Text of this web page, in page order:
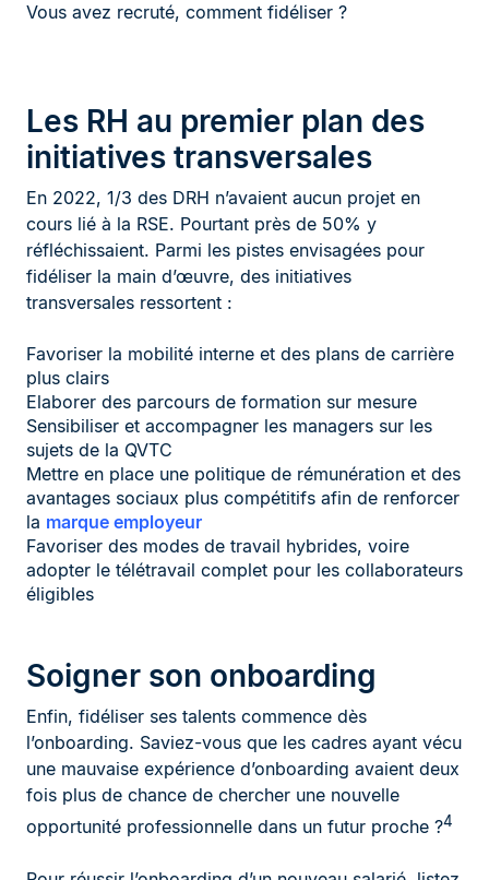
Vous avez recruté, comment fidéliser ?
Les RH au premier plan des
initiatives transversales
En 2022, 1/3 des DRH n’avaient aucun projet en
cours lié à la RSE. Pourtant près de 50% y
réfléchissaient. Parmi les pistes envisagées pour
fidéliser la main d’œuvre, des initiatives
transversales ressortent :
Favoriser la mobilité interne et des plans de carrière
plus clairs
Elaborer des parcours de formation sur mesure
Sensibiliser et accompagner les managers sur les
sujets de la QVTC
Mettre en place une politique de rémunération et des
avantages sociaux plus compétitifs afin de renforcer
la marque employeur
Favoriser des modes de travail hybrides, voire
adopter le télétravail complet pour les collaborateurs
éligibles
Soigner son onboarding
Enfin, fidéliser ses talents commence dès
l’onboarding. Saviez-vous que les cadres ayant vécu
une mauvaise expérience d’onboarding avaient deux
fois plus de chance de chercher une nouvelle
opportunité professionnelle dans un futur proche ?4